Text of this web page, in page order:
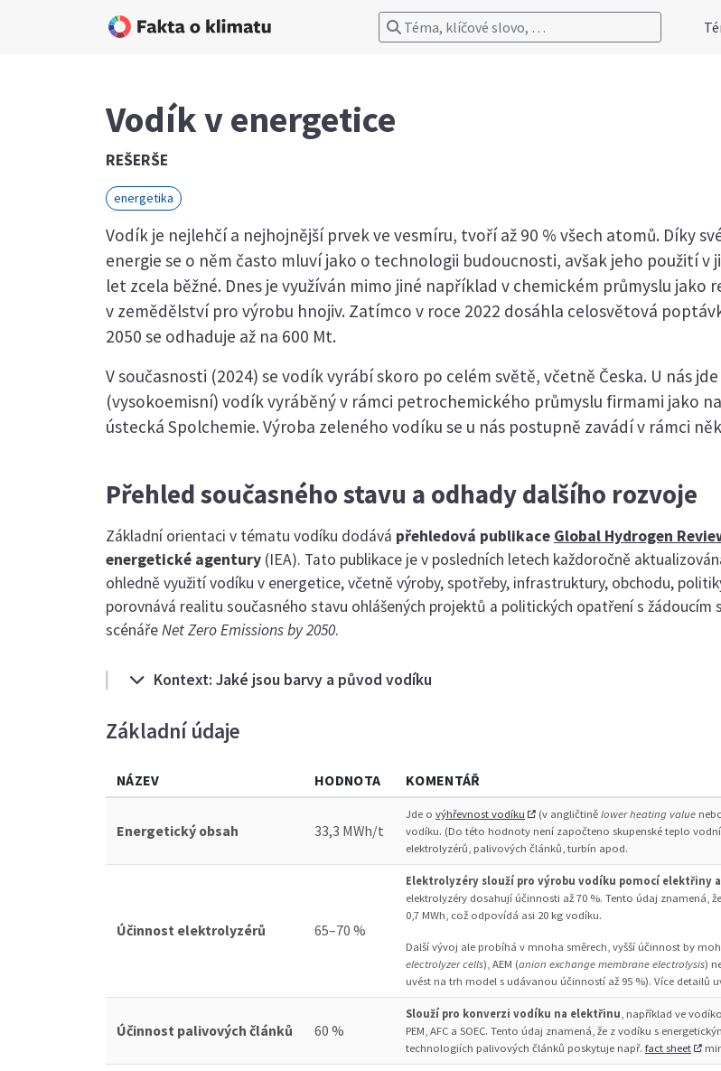
Téma, klíčové slovo, …
Vodík v energetice
REŠERŠE
energetika
Vodík je nejlehčí a nejhojnější prvek ve vesmíru, tvoří až 90 % všech atomů. Díky
energie se o něm často mluví jako o technologii budoucnosti, avšak jeho použití v
let zcela běžné. Dnes je využíván mimo jiné například v chemickém průmyslu jako
v zemědělství pro výrobu hnojiv. Zatímco v roce 2022 dosáhla celosvětová
2050 se odhaduje až na 600 Mt.
V současnosti (2024) se vodík vyrábí skoro po celém světě, včetně Česka. U nás
(vysokoemisní) vodík vyráběný v rámci petrochemického průmyslu firmami jako
ústecká Spolchemie. Výroba zeleného vodíku se u nás postupně zavádí v rámci
Přehled současného stavu a odhady dalšího rozvoje
Základní orientaci v tématu vodíku dodává přehledová publikace Global Hydrogen
energetické agentury (IEA). Tato publikace je v posledních letech každoročně
ohledně využití vodíku v energetice, včetně výroby, spotřeby, infrastruktury, obchodu,
porovnává realitu současného stavu ohlášených projektů a politických opatření s žádoucím
scénářeNet Zero Emissions by 2050.
Kontext: Jaké jsou barvy a původ vodíku
Základní údaje
NÁZEV HODNOTA KOMENTÁŘ
Energetický obsah 33,3 MWh/t
Jde o výhřevnost vodíku (v angličtině lower heating value
vodíku. (Do této hodnoty není započteno skupenské teplo
elektrolyzérů, palivových článků, turbín apod.
Účinnost elektrolyzérů 65–70 %
Elektrolyzéry slouží pro výrobu vodíku pomocí elektřiny
elektrolyzéry dosahují účinnosti až 70 %. Tento údaj znamená,
0,7 MWh, což odpovídá asi 20 kg vodíku.
Další vývoj ale probíhá v mnoha směrech, vyšší účinnost by
electrolyzer cells), AEM (anion exchange membrane electrolysis)
uvést na trh model s udávanou účinností až 95 %). Více detailů
Účinnost palivových článků 60 %
Slouží pro konverzi vodíku na elektřinu , například ve
PEM, AFC a SOEC. Tento údaj znamená, že z vodíku s
technologiích palivových článků poskytuje např. fact sheet